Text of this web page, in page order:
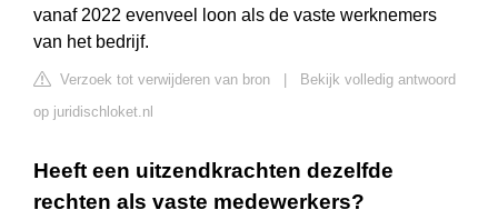
vanaf 2022 evenveel loon als de vaste werknemers
van het bedrijf.
Verzoek tot verwijderen van bron
Bekijk volledig antwoord
op juridischloket.nl
Heeft een uitzendkrachten dezelfde
rechten als vaste medewerkers?